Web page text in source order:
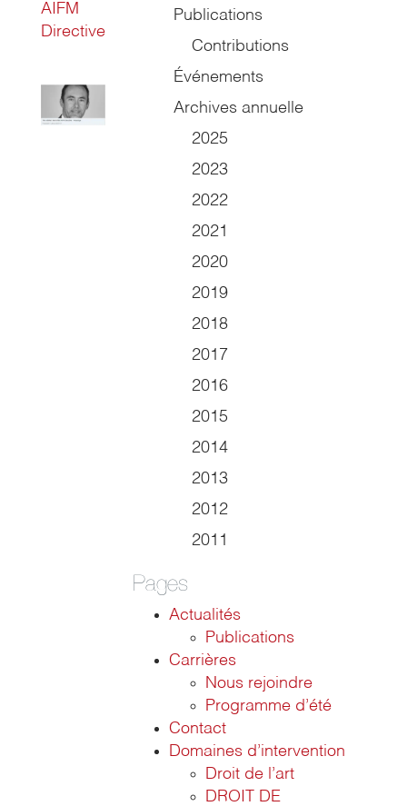
AIFM
Directive
Publications
Contributions
Événements
Archives annuelle
2025
2023
2022
2021
2020
2019
2018
2017
2016
2015
2014
2013
2012
2011
Pages
Actualités
Publications
Carrières
Nous rejoindre
Programme d’été
Contact
Domaines d’intervention
Droit de l’art
DROIT DE